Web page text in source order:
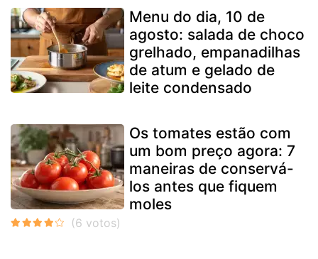
Menu do dia, 10 de
agosto: salada de choco
grelhado, empanadilhas
de atum e gelado de
leite condensado
Os tomates estão com
um bom preço agora: 7
maneiras de conservá-
los antes que fiquem
moles